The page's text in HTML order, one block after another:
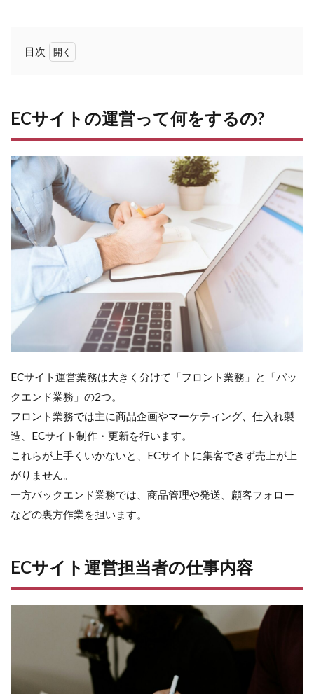
目次
イ
ト
の
営
て
を
す
る
EC
サ
イ
運
担
者
の
仕
事
内
容
2.1
1. 商
品企
2.2
2. 仕
入
築・
ECサイトの運営って何をするの?
ECサイト運営業務は大きく分けて「フロント業務」と「バッ
クエンド業務」の2つ。
フロント業務では主に商品企画やマーケティング、仕入れ製
造、ECサイト制作・更新を行います。
これらが上手くいかないと、ECサイトに集客できず売上が上
がりません。
一方バックエンド業務では、商品管理や発送、顧客フォロー
などの裏方作業を担います。
ECサイト運営担当者の仕事内容